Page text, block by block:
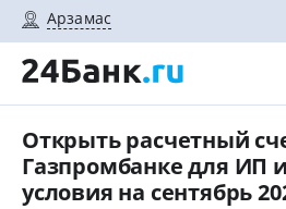
Арзамас
Открыть расчетный
Газпромбанке для ИП
условия на сентябрь